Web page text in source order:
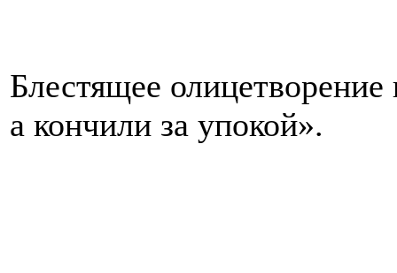
Блестящее
а кончили за упокой».